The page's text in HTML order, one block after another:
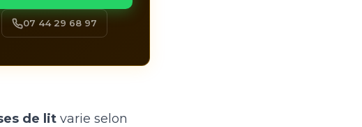
07 44 29 68 97
de lit varie selon